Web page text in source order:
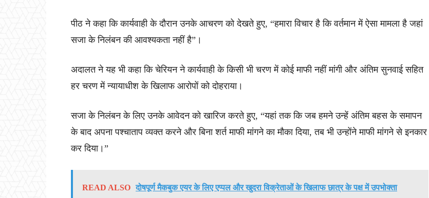
पीठ ने कहा कि कार्यवाही के दौरान उनके आचरण को देखते हुए, “हमारा विचार है कि वर्तमान में ऐसा मामला है जहां
सजा के निलंबन की आवश्यकता नहीं है”।
अदालत ने यह भी कहा कि चेरियन ने कार्यवाही के किसी भी चरण में कोई माफी नहीं मांगी और अंतिम सुनवाई सहित
हर चरण में न्यायाधीश के खिलाफ आरोपों को दोहराया।
सजा के निलंबन के लिए उनके आवेदन को खारिज करते हुए, “यहां तक ​​कि जब हमने उन्हें अंतिम बहस के समापन
के बाद अपना पश्चाताप व्यक्त करने और बिना शर्त माफी मांगने का मौका दिया, तब भी उन्होंने माफी मांगने से इनकार
कर दिया।”
READ ALSO दोषपूर्ण मैकबुक एयर के लिए एप्पल और खुदरा विक्रेताओं के खिलाफ छात्र के पक्ष में उपभोक्ता